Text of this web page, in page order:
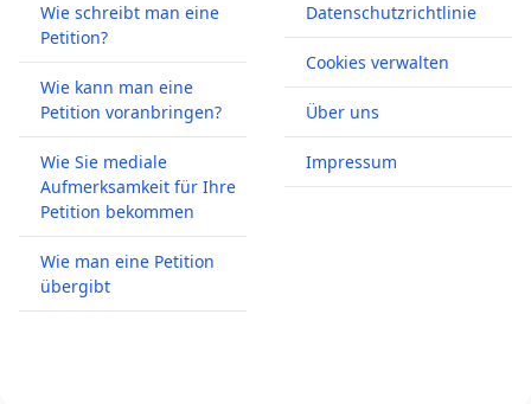
Wie schreibt man eine
Petition?
Wie kann man eine
Petition voranbringen?
Wie Sie mediale
Aufmerksamkeit für Ihre
Petition bekommen
Wie man eine Petition
übergibt
Datenschutzrichtlinie
Cookies verwalten
Über uns
Impressum